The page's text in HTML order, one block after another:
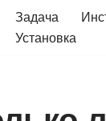
Задача
Установка